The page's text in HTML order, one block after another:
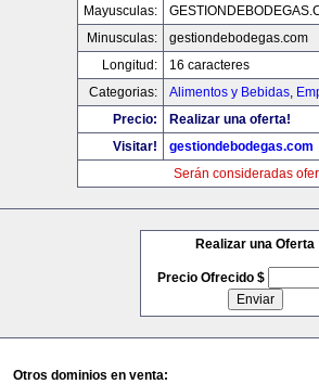
Mayusculas:
Minusculas:
gestiondebodegas.com
Longitud:
16 caracteres
Categorias:
Alimentos y Bebidas,
Precio:
Realizar una oferta!
Visitar!
gestiondebodegas.com
Serán consideradas
Realizar una Oferta
Precio Ofrecido $
Otros dominios en venta: